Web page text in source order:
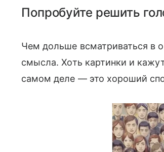
Попробуйте решить
Чем дольше всматриваться в
смысла. Хоть картинки и
самом деле — это хороший